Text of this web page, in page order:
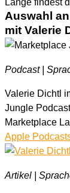
Auswahl
mit Valerie
Podcast |
Valerie Dichtl
Jungle
Marketplace
Apple
Artikel |